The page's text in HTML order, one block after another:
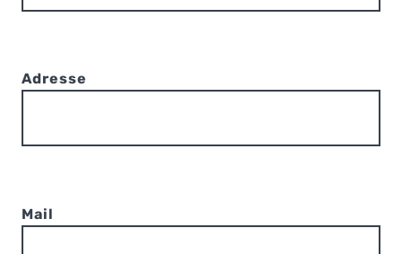
Adresse
Mail